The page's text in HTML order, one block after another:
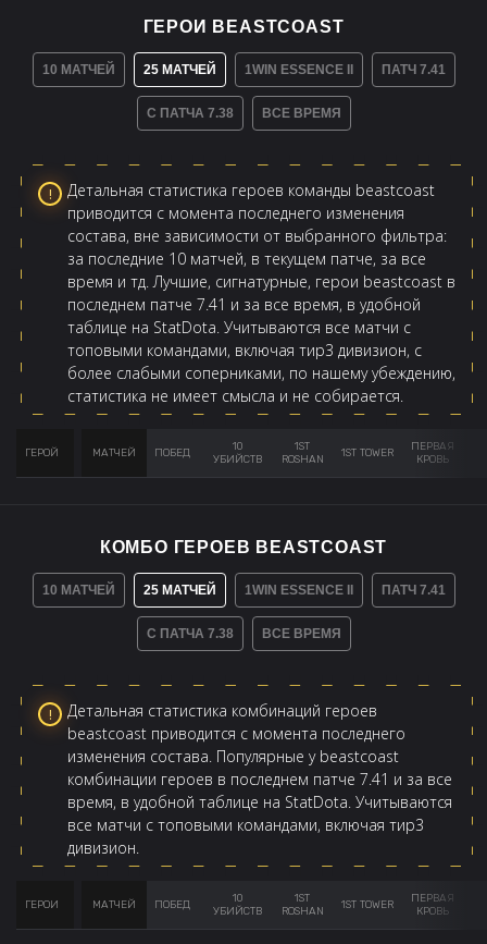
ГЕРОИ BEASTCOAST
10 МАТЧЕЙ 25 МАТЧЕЙ 1WIN ESSENCE II ПАТЧ 7.41
С ПАТЧА 7.38 ВСЕ ВРЕМЯ
Детальная статистика героев команды beastcoast
приводится с момента последнего изменения
состава, вне зависимости от выбранного фильтра:
за последние 10 матчей, в текущем патче, за все
время и тд. Лучшие, сигнатурные, герои beastcoast в
последнем патче 7.41 и за все время, в удобной
таблице на StatDota. Учитываются все матчи с
топовыми командами, включая тир3 дивизион, с
более слабыми соперниками, по нашему убеждению,
статистика не имеет смысла и не собирается.
ГЕРОЙ МАТЧЕЙ ПОБЕД
10
УБИЙСТВ
1ST
ROSHAN
1ST TOWER
ПЕРВАЯ
КРОВЬ
КОМБО ГЕРОЕВ BEASTCOAST
10 МАТЧЕЙ 25 МАТЧЕЙ 1WIN ESSENCE II ПАТЧ 7.41
С ПАТЧА 7.38 ВСЕ ВРЕМЯ
Детальная статистика комбинаций героев
beastcoast приводится с момента последнего
изменения состава. Популярные у beastcoast
комбинации героев в последнем патче 7.41 и за все
время, в удобной таблице на StatDota. Учитываются
все матчи с топовыми командами, включая тир3
дивизион.
ГЕРОИ МАТЧЕЙ ПОБЕД
10
УБИЙСТВ
1ST
ROSHAN
1ST TOWER
ПЕРВАЯ
КРОВЬ